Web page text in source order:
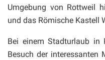
Umgebung von Rottweil
und das Römische Kastell
Bei einem Stadturlaub in
Besuch der interessanten